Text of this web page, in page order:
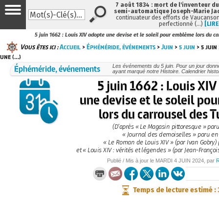
5 juin 1662 : Louis XIV adopte une devise et le soleil pour emblème lors du
Vous êtes ici :Accueil >Éphéméride, événements >Juin > 5 juin > 5 juin
une (…)
Éphéméride, événements
Les événements du 5 juin. Pour un jour
ayant marqué notre Histoire. Calendrier
5 juin 1662 : Louis
une devise et le soleil
lors du carrousel des
(D’après « Le Magasin pittoresque »
« Journal des demoiselles » paru en
« Le Roman de Louis XIV » (par Ivan Gobry)
et « Louis XIV : vérités et légendes » (par Jean-
Publié / Mis à jour le MARDI 4 JUIN 2024, par
Temps de lecture estimé :
7 août 1834 : mort de l'inventeur
semi-automatique Joseph-Marie
continuateur des efforts de
perfectionné (…)